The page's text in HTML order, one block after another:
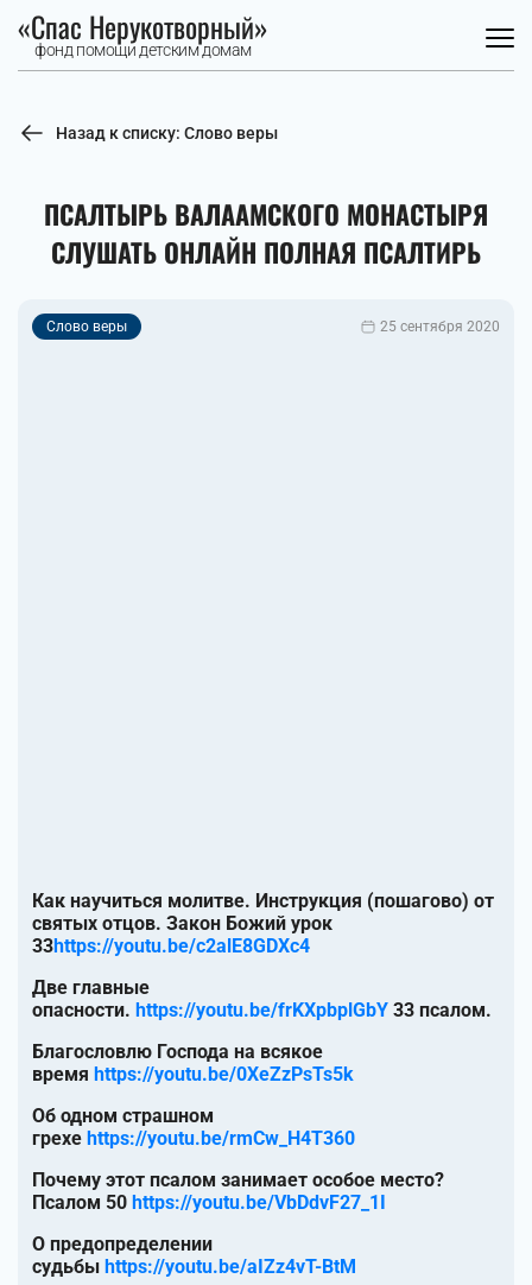
«Спас Нерукотворный»
фонд помощи детским домам
Назад к списку: Слово веры
ПСАЛТЫРЬ ВАЛААМСКОГО МОНАСТЫРЯ
СЛУШАТЬ ОНЛАЙН ПОЛНАЯ ПСАЛТИРЬ
Слово веры 25 сентября 2020
Как научиться молитве. Инструкция (пошагово) от
святых отцов. Закон Божий урок
33https://youtu.be/c2alE8GDXc4
Две главные
опасности. https://youtu.be/frKXpbplGbY 33 псалом.
Благословлю Господа на всякое
время https://youtu.be/0XeZzPsTs5k
Об одном страшном
грехе https://youtu.be/rmCw_H4T360
Почему этот псалом занимает особое место?
Псалом 50 https://youtu.be/VbDdvF27_1I
О предопределении
судьбы https://youtu.be/aIZz4vT-BtM